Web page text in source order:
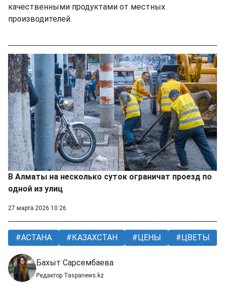
качественными продуктами от местных
производителей.
В Алматы на несколько суток ограничат проезд по
одной из улиц
27 марта 2026 10:26
АСТАНА КАЗАХСТАН ЦЕНЫ ЦВЕТЫ
Бахыт Сарсембаева
Редактор Taspanews.kz